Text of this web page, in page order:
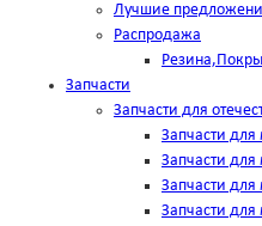
Лучшие
Распродажа
Запчасти
Запчасти для
Запчасти
Запчасти
Запчасти
Запчасти